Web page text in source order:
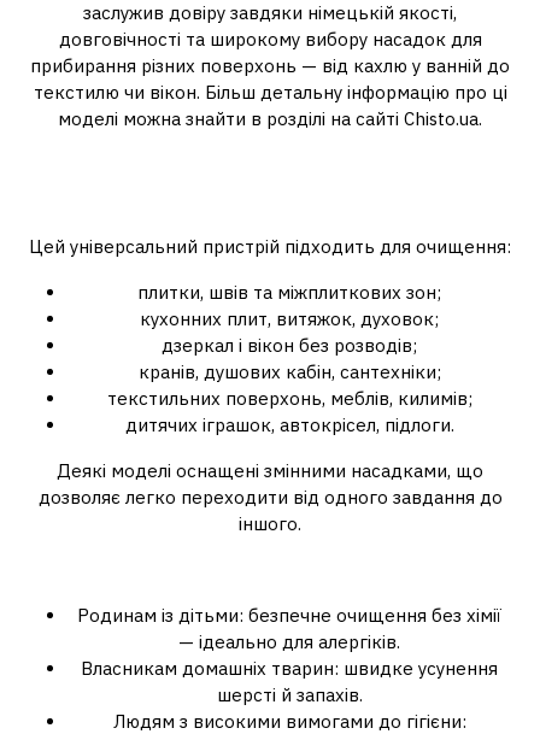
заслужив довіру завдяки німецькій якості,
довговічності та широкому вибору насадок для
прибирання різних поверхонь — від кахлю у ванній до
текстилю чи вікон. Більш детальну інформацію про ці
моделі можна знайти в розділі на сайті Chisto.ua.
Цей універсальний пристрій підходить для очищення:
плитки, швів та міжплиткових зон;
кухонних плит, витяжок, духовок;
дзеркал і вікон без розводів;
кранів, душових кабін, сантехніки;
текстильних поверхонь, меблів, килимів;
дитячих іграшок, автокрісел, підлоги.
Деякі моделі оснащені змінними насадками, що
дозволяє легко переходити від одного завдання до
іншого.
Родинам із дітьми: безпечне очищення без хімії
— ідеально для алергіків.
Власникам домашніх тварин: швидке усунення
шерсті й запахів.
Людям з високими вимогами до гігієни: